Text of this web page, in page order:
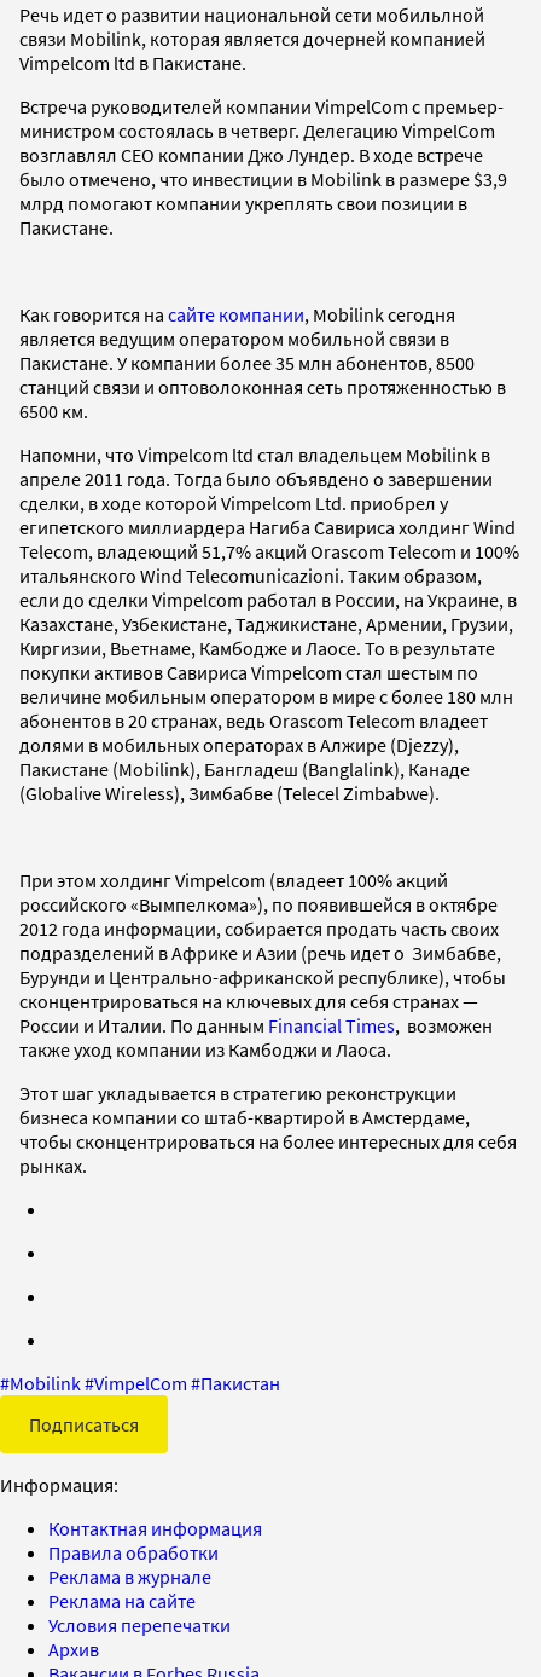
Речь идет о развитии национальной сети мобильлной
связи Mobilink, которая является дочерней компанией
Vimpelcom ltd в Пакистане.
Встреча руководителей компании VimpelCom с премьер-
министром состоялась в четверг. Делегацию VimpelCom
возглавлял CEO компании Джо Лундер. В ходе встрече
было отмечено, что инвестиции в Mobilink в размере $3,9
млрд помогают компании укреплять свои позиции в
Пакистане.
Как говорится на сайте компании, Mobilink сегодня
является ведущим оператором мобильной связи в
Пакистане. У компании более 35 млн абонентов, 8500
станций связи и оптоволоконная сеть протяженностью в
6500 км.
Напомни, что Vimpelcom ltd стал владельцем Mobilink в
апреле 2011 года. Тогда было объявдено о завершении
сделки, в ходе которой Vimpelcom Ltd. приобрел у
египетского миллиардера Нагиба Савириса холдинг Wind
Telecom, владеющий 51,7% акций Orascom Telecom и 100%
итальянского Wind Telecomunicazioni. Таким образом,
если до сделки Vimpelcom работал в России, на Украине, в
Казахстане, Узбекистане, Таджикистане, Армении, Грузии,
Киргизии, Вьетнаме, Камбодже и Лаосе. То в результате
покупки активов Савириса Vimpelcom стал шестым по
величине мобильным оператором в мире с более 180 млн
абонентов в 20 странах, ведь Orascom Telecom владеет
долями в мобильных операторах в Алжире (Djezzy),
Пакистане (Mobilink), Бангладеш (Banglalink), Канаде
(Globalive Wireless), Зимбабве (Telecel Zimbabwe).
При этом холдинг Vimpelcom (владеет 100% акций
российского «Вымпелкома»), по появившейся в октябре
2012 года информации, собирается продать часть своих
подразделений в Африке и Азии (речь идет о Зимбабве,
Бурунди и Центрально-африканской республике), чтобы
сконцентрироваться на ключевых для себя странах —
России и Италии. По данным Financial Times, возможен
также уход компании из Камбоджи и Лаоса.
Этот шаг укладывается в стратегию реконструкции
бизнеса компании со штаб-квартирой в Амстердаме,
чтобы сконцентрироваться на более интересных для себя
рынках.
#Mobilink#VimpelCom #Пакистан
Подписаться
Информация:
Контактная информация
Правила обработки
Реклама в журнале
Реклама на сайте
Условия перепечатки
Архив